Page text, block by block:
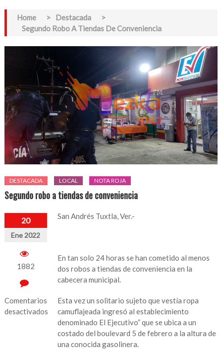
Home > Destacada
>
Segundo Robo A Tiendas De Conveniencia
DESTACADA LOCAL NOTA ROJA
Segundo robo a tiendas de conveniencia
20
Ene 2022
1882
Comentarios
desactivados
San Andrés Tuxtla, Ver.-
En tan solo 24 horas se han cometido al menos
dos robos a tiendas de conveniencia en la
cabecera municipal.
Esta vez un solitario sujeto que vestía ropa
camuflajeada ingresó al establecimiento
denominado El Ejecutivo” que se ubica a un
costado del boulevard 5 de febrero a la altura de
una conocida gasolinera.